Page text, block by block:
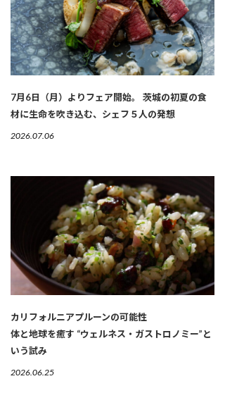
7月6日（月）よりフェア開始。 茨城の初夏の食
材に生命を吹き込む、シェフ５人の発想
2026.07.06
カリフォルニアプルーンの可能性
体と地球を癒す “ウェルネス・ガストロノミー”と
いう試み
2026.06.25